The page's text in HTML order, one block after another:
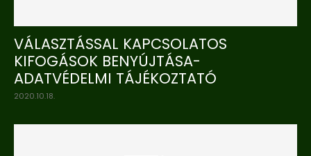
VÁLASZTÁSSAL KAPCSOLATOS
KIFOGÁSOK BENYÚJTÁSA-
ADATVÉDELMI TÁJÉKOZTATÓ
2020.10.18.